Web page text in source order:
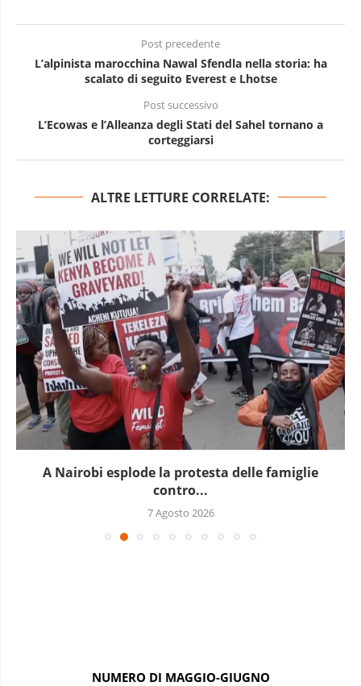
Post precedente
L’alpinista marocchina Nawal Sfendla nella storia: ha
scalato di seguito Everest e Lhotse
Post successivo
L’Ecowas e l’Alleanza degli Stati del Sahel tornano a
corteggiarsi
ALTRE LETTURE CORRELATE:
A Nairobi esplode la protesta delle famiglie
contro...
7 Agosto 2026
NUMERO DI MAGGIO-GIUGNO